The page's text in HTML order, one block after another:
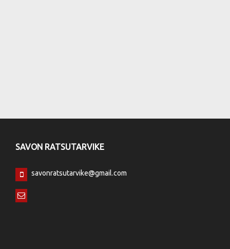
SAVON RATSUTARVIKE
savonratsutarvike@gmail.com